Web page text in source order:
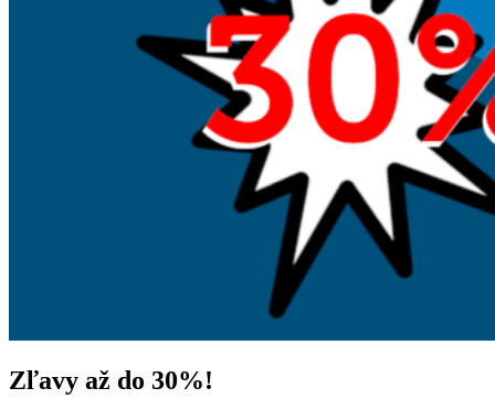
Zľavy až do 30%!